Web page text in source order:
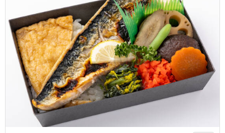
ご利用シーン：会議・セミナー›ランチミーティング
東京都渋谷区宇田川町2026/01/27